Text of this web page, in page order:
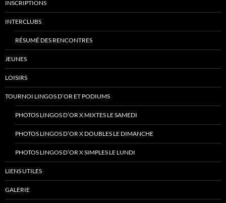
INSCRIPTIONS
INTERCLUBS
RÉSUMÉ DES RENCONTRES
JEUNES
LOISIRS
TOURNOI LINGOS D’OR ET PODIUMS
PHOTOS LINGOS D’OR X MIXTES LE SAMEDI
PHOTOS LINGOS D’OR X DOUBLES LE DIMANCHE
PHOTOS LINGOS D’OR X SIMPLES LE LUNDI
LIENS UTILES
GALERIE